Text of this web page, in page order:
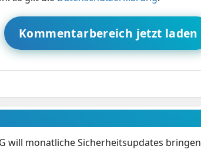
Kommentarbereich jetzt laden
will monatliche Sicherheitsupdates bringen